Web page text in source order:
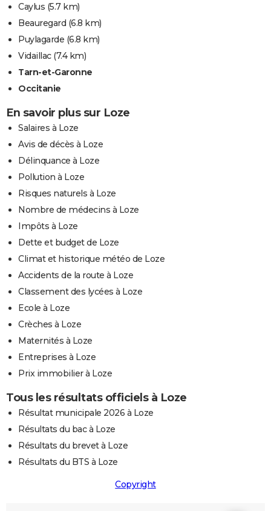
Caylus (5.7 km)
Beauregard (6.8 km)
Puylagarde (6.8 km)
Vidaillac(7.4 km)
Tarn-et-Garonne
Occitanie
En savoir plus sur Loze
Salaires à Loze
Avis de décès à Loze
Délinquance à Loze
Pollution à Loze
Risques naturels à Loze
Nombre de médecins à Loze
Impôts à Loze
Dette et budget de Loze
Climat et historique météo de Loze
Accidents de la route à Loze
Classement des lycées à Loze
Ecole à Loze
Crèches à Loze
Maternités à Loze
Entreprises à Loze
Prix immobilier à Loze
Tous les résultats officiels à Loze
Résultat municipale 2026 à Loze
Résultats du bac à Loze
Résultats du brevet à Loze
Résultats du BTS à Loze
Copyright